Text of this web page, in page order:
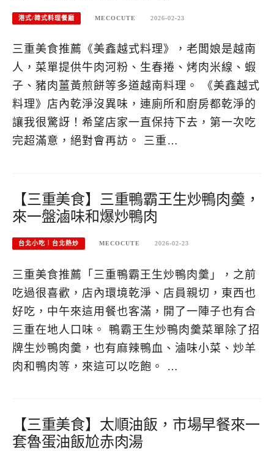
港式/韓式料理餐廳 MECOCUTE 2026-02-23
三重美食推薦《美鑫越式料理》，老闆娘是越南
人，菜單提供牛肉河粉、生春捲、烤肉米線、蝦
子、豬肉薑黃煎餅等多道越南料理。 《美鑫越式
料理》店內乾淨沒異味，連廁所和廚房都乾淨的
讓我很驚訝！希望店家一直保持下去，第一次吃
完超滿意，絕對會再訪。 三重…
【三重美食】三重鴨霸王生炒鴨肉羹，
來一盤滷味和爆炒鴨肉
台北小吃︱台北熱炒 MECOCUTE 2026-02-23
三重美食推薦「三重鴨霸王生炒鴨肉羹」，之前
吃過很喜歡，店內環境乾淨、店員親切，東西也
好吃，中午來這用餐也客滿，開了一陣子也有合
三重在地人口味。 鴨霸王生炒鴨肉羹菜單除了招
牌生炒鴨肉羹，也有麻辣鴨血、滷味小菜、炒羊
肉和鴨肉等，來這可以吃飽。 …
【三重美食】太順油飯，市場早餐來一
套魯蛋油飯尬赤肉湯